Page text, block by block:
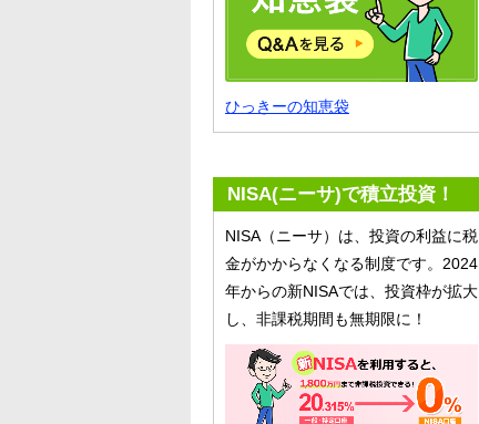
ひっきーの知恵袋
NISA(ニーサ)で積立投資！
NISA（ニーサ）は、投資の利益に税
金がかからなくなる制度です。2024
年からの新NISAでは、投資枠が拡大
し、非課税期間も無期限に！